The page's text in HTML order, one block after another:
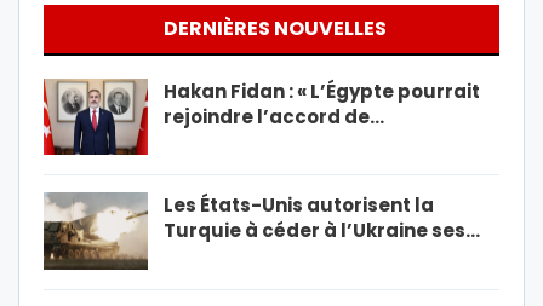
DERNIÈRES NOUVELLES
Hakan Fidan : « L’Égypte pourrait
rejoindre l’accord de…
Les États-Unis autorisent la
Turquie à céder à l’Ukraine ses…